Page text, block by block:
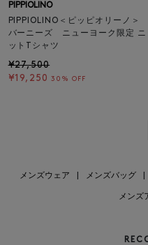
PIPPIOLINO
PIPPIOLINO＜ピッピオリーノ＞
バーニーズ ニューヨーク限定 ニ
ットTシャツ
¥27,500
¥19,250 30% OFF
メンズウェア メンズバッグ
メンズ